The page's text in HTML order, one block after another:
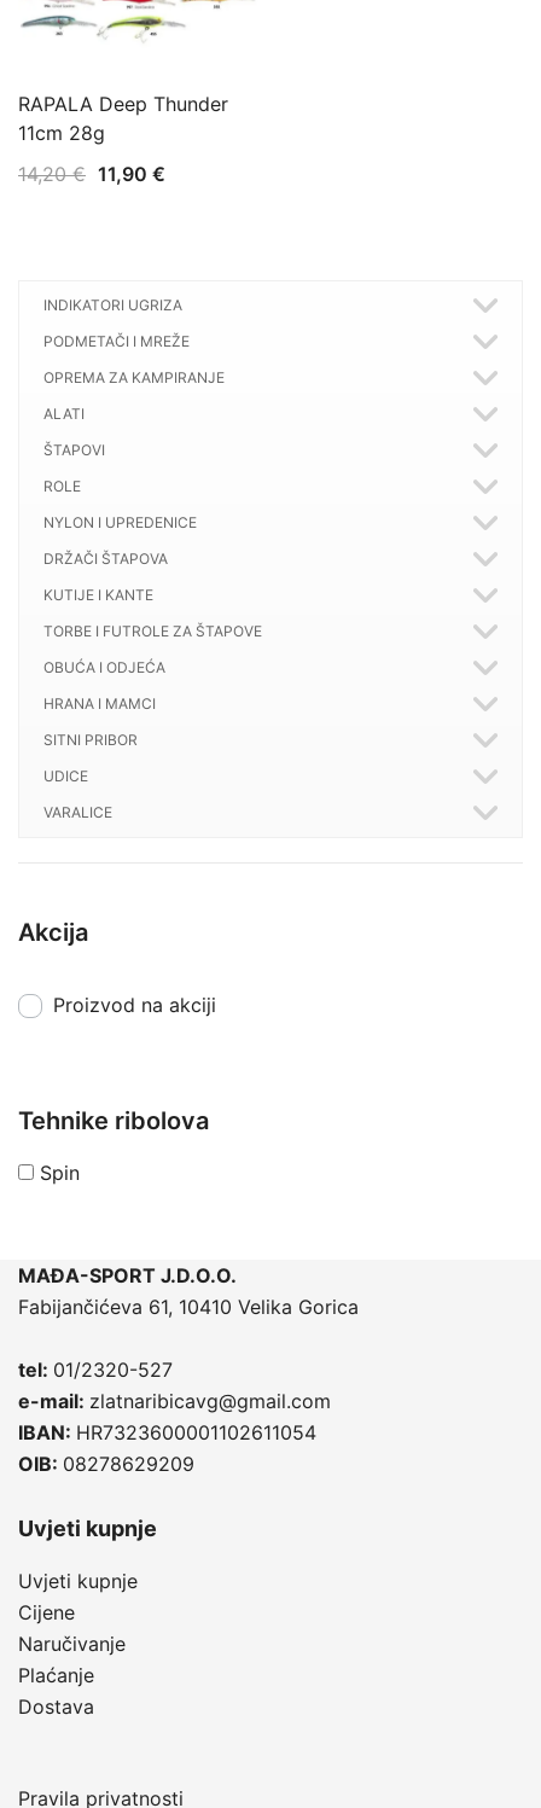
RAPALA Deep Thunder
11cm 28g
14,20€ Izvorna
14,20 €.
11,90 €
INDIKATORI UGRIZA
PODMETAČI I MREŽE
OPREMA ZA KAMPIRANJE
ALATI
ŠTAPOVI
ROLE
NYLON I UPREDENICE
DRŽAČI ŠTAPOVA
KUTIJE I KANTE
TORBE I FUTROLE ZA ŠTAPOVE
OBUĆA I ODJEĆA
HRANA I MAMCI
SITNI PRIBOR
UDICE
VARALICE
Akcija
Proizvod na akciji
Tehnike ribolova
Spin
MAĐA-SPORT J.D.O.O.
Fabijančićeva 61, 10410 Velika Gorica
tel: 01/2320-527
e-mail: zlatnaribicavg@gmail.com
IBAN: HR7323600001102611054
OIB: 08278629209
Uvjeti kupnje
Uvjeti kupnje
Cijene
Naručivanje
Plaćanje
Dostava
Pravila privatnosti